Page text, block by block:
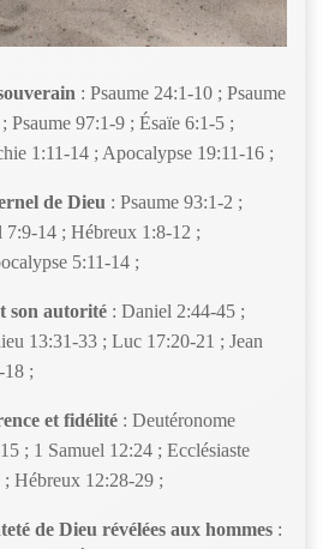
: Psaume 24:1-10 ; Psaume
Psaume 97:1-9 ; Ésaïe 6:1-5 ;
1:11-14 ; Apocalypse 19:11-16 ;
de Dieu : Psaume 93:1-2 ;
7:9-14 ; Hébreux 1:8-12 ;
5:11-14 ;
son autorité : Daniel 2:44-45 ;
13:31-33 ; Luc 17:20-21 ; Jean
18 ;
et fidélité : Deutéronome
; 1 Samuel 12:24 ; Ecclésiaste
Hébreux 12:28-29 ;
de Dieu révélées aux hommes :